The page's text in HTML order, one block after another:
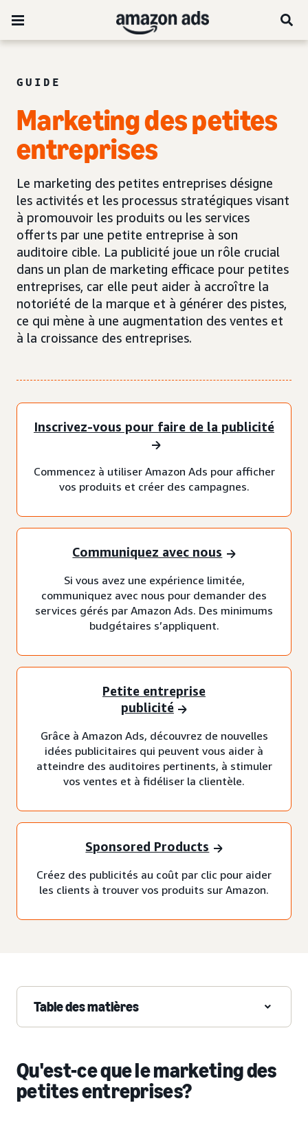
GUIDE
Marketing des petites
entreprises
Le marketing des petites entreprises désigne
les activités et les processus stratégiques visant
à promouvoir les produits ou les services
offerts par une petite entreprise à son
auditoire cible. La publicité joue un rôle crucial
dans un plan de marketing efficace pour petites
entreprises, car elle peut aider à accroître la
notoriété de la marque et à générer des pistes,
ce qui mène à une augmentation des ventes et
à la croissance des entreprises.
Inscrivez-vous pour faire de la publicité
Commencez à utiliser Amazon Ads pour afficher
vos produits et créer des campagnes.
Communiquez avec nous
Si vous avez une expérience limitée,
communiquez avec nous pour demander des
services gérés par Amazon Ads. Des minimums
budgétaires s’appliquent.
Petite entreprise
publicité
Grâce à Amazon Ads, découvrez de nouvelles
idées publicitaires qui peuvent vous aider à
atteindre des auditoires pertinents, à stimuler
vos ventes et à fidéliser la clientèle.
Sponsored Products
Créez des publicités au coût par clic pour aider
les clients à trouver vos produits sur Amazon.
Table des matières
Qu'est-ce que le marketing des
petites entreprises?